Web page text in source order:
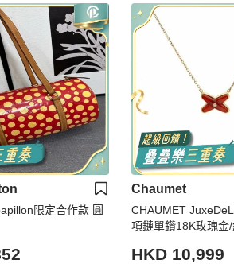
限定合作款 圓
Chaumet
CHAUMET
項鏈單鑽18K玫瑰金
HKD 10,999